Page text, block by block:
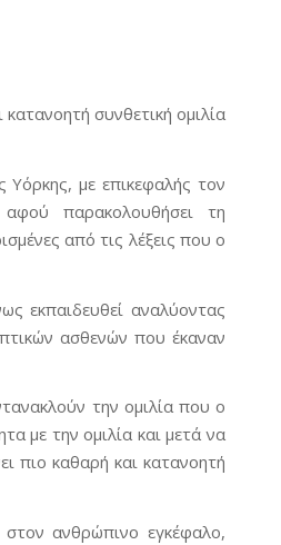
συνθετική ομιλία
Υόρκης, με επικεφαλής τον
παρακολουθήσει τη
από τις λέξεις που ο
εκπαιδευθεί αναλύοντας
ασθενών που έκαναν
την ομιλία που ο
με την ομιλία και μετά να
πιο καθαρή και κατανοητή
ανθρώπινο εγκέφαλο,